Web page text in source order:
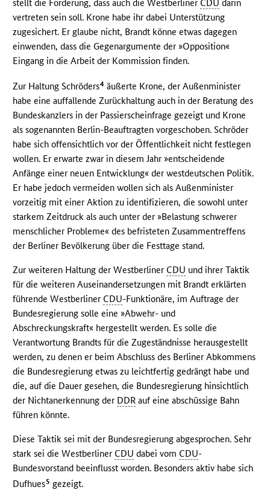
stellt die Forderung, dass auch die Westberliner CDU darin
vertreten sein soll. Krone habe ihr dabei Unterstützung
zugesichert. Er glaube nicht, Brandt könne etwas dagegen
einwenden, dass die Gegenargumente der »Opposition«
Eingang in die Arbeit der Kommission finden.
Zur Haltung Schröders4 äußerte Krone, der Außenminister
habe eine auffallende Zurückhaltung auch in der Beratung des
Bundeskanzlers in der Passierscheinfrage gezeigt und Krone
als sogenannten Berlin-Beauftragten vorgeschoben. Schröder
habe sich offensichtlich vor der Öffentlichkeit nicht festlegen
wollen. Er erwarte zwar in diesem Jahr »entscheidende
Anfänge einer neuen Entwicklung« der westdeutschen Politik.
Er habe jedoch vermeiden wollen sich als Außenminister
vorzeitig mit einer Aktion zu identifizieren, die sowohl unter
starkem Zeitdruck als auch unter der »Belastung schwerer
menschlicher Probleme« des befristeten Zusammentreffens
der Berliner Bevölkerung über die Festtage stand.
Zur weiteren Haltung der Westberliner CDU und ihrer Taktik
für die weiteren Auseinandersetzungen mit Brandt erklärten
führende Westberliner CDU-Funktionäre, im Auftrage der
Bundesregierung solle eine »Abwehr- und
Abschreckungskraft« hergestellt werden. Es solle die
Verantwortung Brandts für die Zugeständnisse herausgestellt
werden, zu denen er beim Abschluss des Berliner Abkommens
die Bundesregierung etwas zu leichtfertig gedrängt habe und
die, auf die Dauer gesehen, die Bundesregierung hinsichtlich
der Nichtanerkennung der DDR auf eine abschüssige Bahn
führen könnte.
Diese Taktik sei mit der Bundesregierung abgesprochen. Sehr
stark sei die Westberliner CDU dabei vom CDU-
Bundesvorstand beeinflusst worden. Besonders aktiv habe sich
Dufhues5 gezeigt.